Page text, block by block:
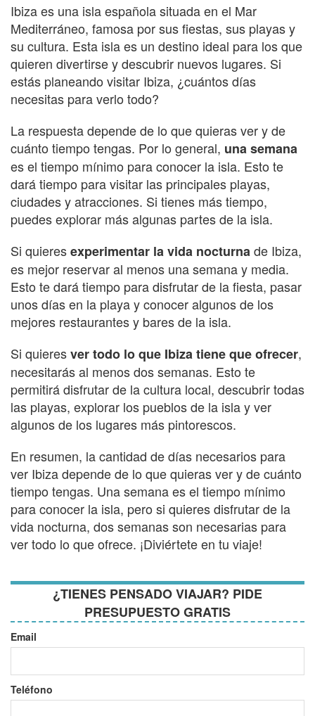
Ibiza es una isla española situada en el Mar
Mediterráneo, famosa por sus fiestas, sus playas y
su cultura. Esta isla es un destino ideal para los que
quieren divertirse y descubrir nuevos lugares. Si
estás planeando visitar Ibiza, ¿cuántos días
necesitas para verlo todo?
La respuesta depende de lo que quieras ver y de
cuánto tiempo tengas. Por lo general, una semana
es el tiempo mínimo para conocer la isla. Esto te
dará tiempo para visitar las principales playas,
ciudades y atracciones. Si tienes más tiempo,
puedes explorar más algunas partes de la isla.
Si quieresexperimentar la vida nocturnade Ibiza,
es mejor reservar al menos una semana y media.
Esto te dará tiempo para disfrutar de la fiesta, pasar
unos días en la playa y conocer algunos de los
mejores restaurantes y bares de la isla.
Si quieresver todo lo que Ibiza tiene que ofrecer,
necesitarás al menos dos semanas. Esto te
permitirá disfrutar de la cultura local, descubrir todas
las playas, explorar los pueblos de la isla y ver
algunos de los lugares más pintorescos.
En resumen, la cantidad de días necesarios para
ver Ibiza depende de lo que quieras ver y de cuánto
tiempo tengas. Una semana es el tiempo mínimo
para conocer la isla, pero si quieres disfrutar de la
vida nocturna, dos semanas son necesarias para
ver todo lo que ofrece. ¡Diviértete en tu viaje!
¿TIENES PENSADO VIAJAR? PIDE
PRESUPUESTO GRATIS
Email
Teléfono